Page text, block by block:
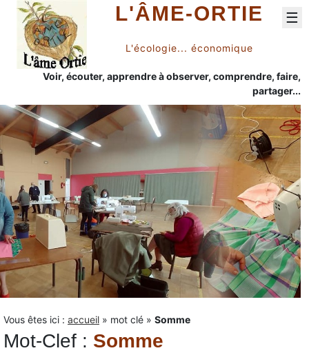
L'ÂME-ORTIE
L'écologie... économique
Voir, écouter, apprendre à observer, comprendre, faire,
partager...
☰
Vous êtes ici : accueil » mot clé » Somme
Mot-Clef : Somme